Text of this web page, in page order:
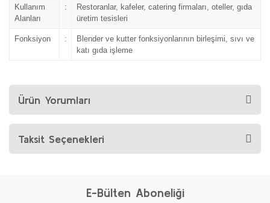
Kullanım
Alanları
:
Restoranlar, kafeler, catering firmaları, oteller, gıda
üretim tesisleri
Fonksiyon :
Blender ve kutter fonksiyonlarının birleşimi, sıvı ve
katı gıda işleme
Ürün Yorumları
Taksit Seçenekleri
E-Bülten Aboneliği